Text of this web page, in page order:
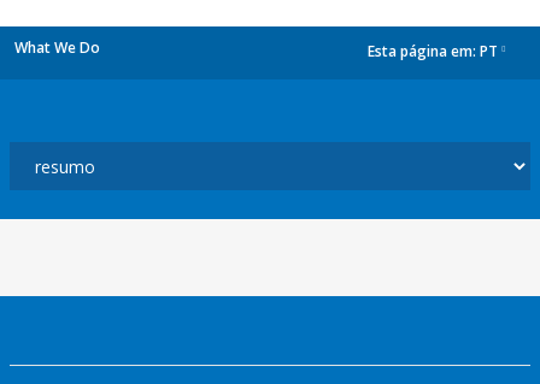
What We Do Esta página em: PT